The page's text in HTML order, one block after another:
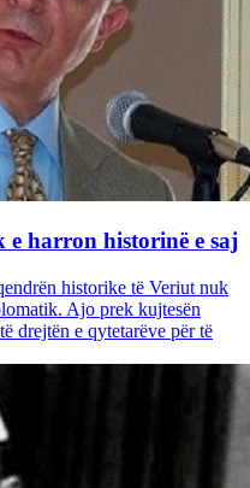
harron historinë e saj
historike të Veriut nuk
Ajo prek kujtesën
drejtën e qytetarëve për të